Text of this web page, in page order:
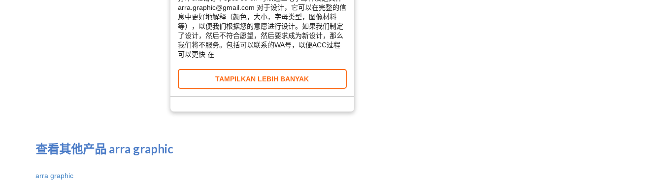
arra.graphic@gmail.com 对于设计，它可以在完整的信
息中更好地解释（颜色，大小，字母类型，图像材料
等），以便我们根据您的意愿进行设计。如果我们制定
了设计，然后不符合愿望，然后要求成为新设计，那么
我们将不服务。包括可以联系的WA号，以便ACC过程
可以更快 在
TAMPILKAN LEBIH BANYAK
查看其他产品 arra graphic
arra graphic